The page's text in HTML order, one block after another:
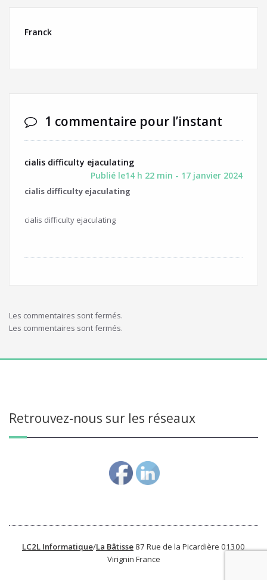
Franck
1 commentaire pour l’instant
cialis difficulty ejaculating
Publié le14 h 22 min - 17 janvier 2024
cialis difficulty ejaculating
cialis difficulty ejaculating
Les commentaires sont fermés.
Les commentaires sont fermés.
Retrouvez-nous sur les réseaux
LC2L Informatique/La Bâtisse 87 Rue de la Picardière 01300
Virignin France